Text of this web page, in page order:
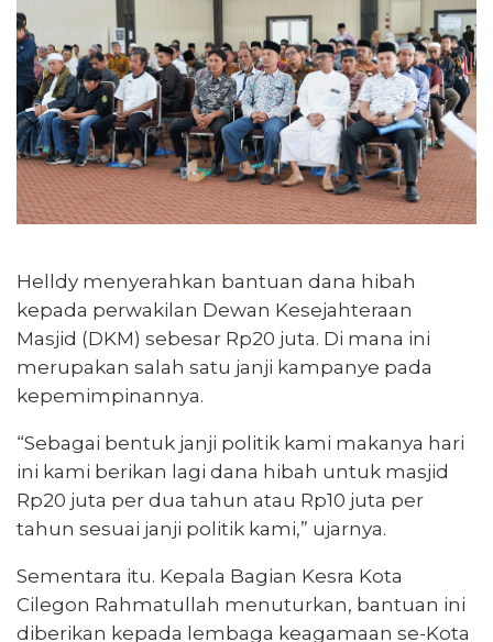
Helldy menyerahkan bantuan dana hibah
kepada perwakilan Dewan Kesejahteraan
Masjid (DKM) sebesar Rp20 juta. Di mana ini
merupakan salah satu janji kampanye pada
kepemimpinannya.
“Sebagai bentuk janji politik kami makanya hari
ini kami berikan lagi dana hibah untuk masjid
Rp20 juta per dua tahun atau Rp10 juta per
tahun sesuai janji politik kami,” ujarnya.
Sementara itu. Kepala Bagian Kesra Kota
Cilegon Rahmatullah menuturkan, bantuan ini
diberikan kepada lembaga keagamaan se-Kota